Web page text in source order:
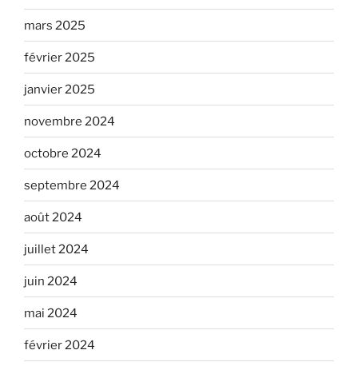
mars 2025
février 2025
janvier 2025
novembre 2024
octobre 2024
septembre 2024
août 2024
juillet 2024
juin 2024
mai 2024
février 2024